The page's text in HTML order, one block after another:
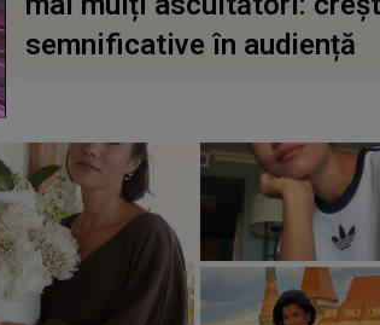
semnificative în audiență